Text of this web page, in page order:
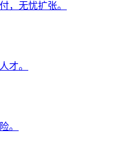
，无忧扩张。
才。
。